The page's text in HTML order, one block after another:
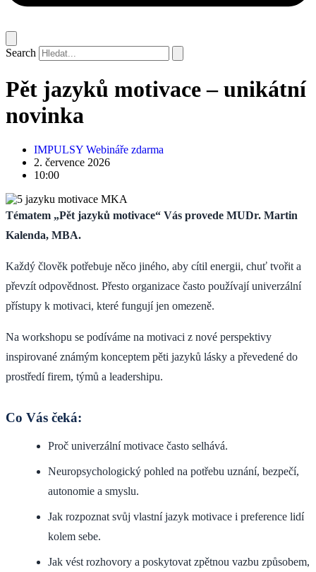
Search
Pět jazyků motivace – unikátní
novinka
IMPULSY Webináře zdarma
2. července 2026
10:00
Tématem „Pět jazyků motivace“ Vás provede MUDr. Martin
Kalenda, MBA.
Každý člověk potřebuje něco jiného, aby cítil energii, chuť tvořit a
převzít odpovědnost. Přesto organizace často používají univerzální
přístupy k motivaci, které fungují jen omezeně.
Na workshopu se podíváme na motivaci z nové perspektivy
inspirované známým konceptem pěti jazyků lásky a převedené do
prostředí firem, týmů a leadershipu.
Co Vás čeká:
Proč univerzální motivace často selhává.
Neuropsychologický pohled na potřebu uznání, bezpečí,
autonomie a smyslu.
Jak rozpoznat svůj vlastní jazyk motivace i preference lidí
kolem sebe.
Jak vést rozhovory a poskytovat zpětnou vazbu způsobem,